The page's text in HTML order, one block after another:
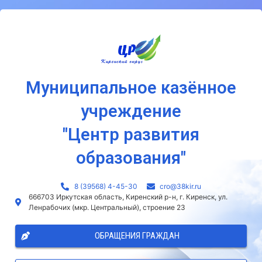
Муниципальное казённое
учреждение
"Центр развития
образования"
8 (39568) 4-45-30
сro@38kir.ru
666703 Иркутская область, Киренский р-н, г. Киренск, ул.
Ленрабочих (мкр. Центральный), строение 23
ОБРАЩЕНИЯ ГРАЖДАН